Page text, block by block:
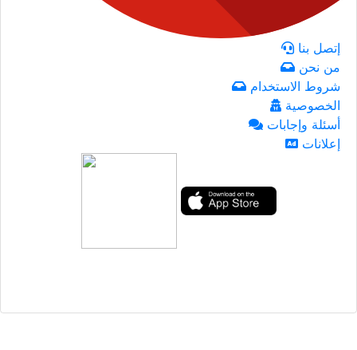
إتصل بنا
من نحن
شروط الاستخدام
الخصوصية
أسئلة وإجابات
إعلانات